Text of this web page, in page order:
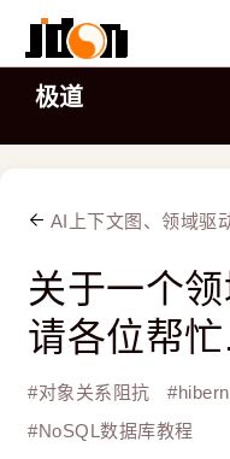
极道
AI上下文图、领域驱
关于一个领
请各位帮忙.
#对象关系阻抗 #
#NoSQL数据库教程